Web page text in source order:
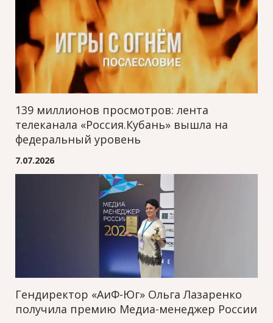
139 миллионов просмотров: лента
телеканала «Россия.Кубань» вышла на
федеральный уровень
7.07.2026
Гендиректор «АиФ-Юг» Ольга Лазаренко
получила премию Медиа-менеджер России